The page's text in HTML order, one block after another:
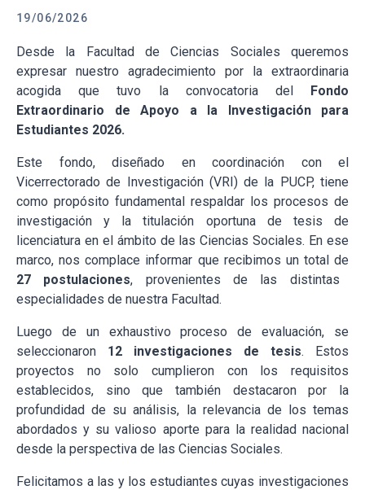
19/06/2026
Desde la Facultad de Ciencias Sociales queremos
expresar nuestro agradecimiento por la extraordinaria
acogida que tuvo la convocatoria del Fondo
Extraordinario de Apoyo a la Investigación para
Estudiantes 2026.
Este fondo, diseñado en coordinación con el
Vicerrectorado de Investigación (VRI) de la PUCP, tiene
como propósito fundamental respaldar los procesos de
investigación y la titulación oportuna de tesis de
licenciatura en el ámbito de las Ciencias Sociales. En ese
marco, nos complace informar que recibimos un total de
27 postulaciones, provenientes de las distintas
especialidades de nuestra Facultad.
Luego de un exhaustivo proceso de evaluación, se
seleccionaron 12 investigaciones de tesis. Estos
proyectos no solo cumplieron con los requisitos
establecidos, sino que también destacaron por la
profundidad de su análisis, la relevancia de los temas
abordados y su valioso aporte para la realidad nacional
desde la perspectiva de las Ciencias Sociales.
Felicitamos a las y los estudiantes cuyas investigaciones